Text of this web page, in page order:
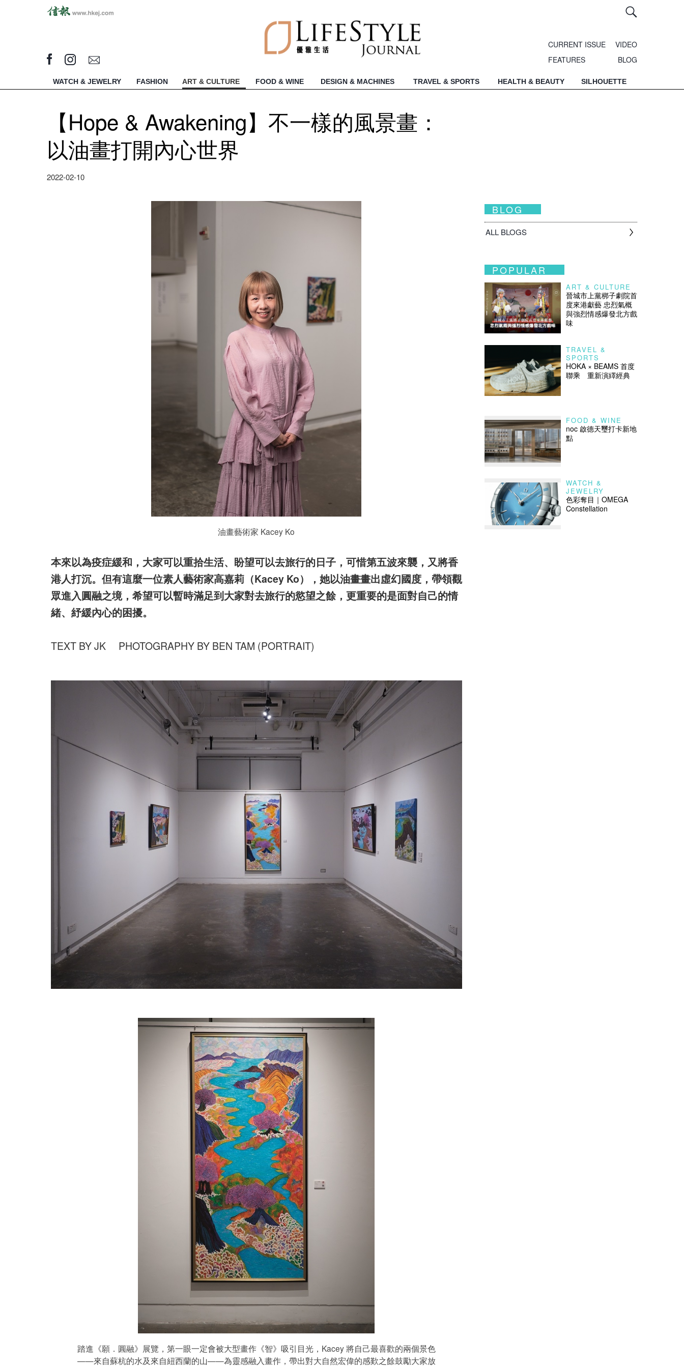
CURRENT ISSUE
VIDEO
FEATURES
BLOG
WATCH & JEWELRY FASHION ART & CULTURE FOOD & WINE DESIGN & MACHINES TRAVEL & SPORTS HEALTH & BEAUTY SILHOUETTE
【Hope & Awakening】不一樣的風景畫：
以油畫打開內心世界
2022-02-10
油畫藝術家 Kacey Ko
本來以為疫症緩和，大家可以重拾生活、盼望可以去旅行的日子，可惜第五波來襲，又將香
港人打沉。但有這麼一位素人藝術家高嘉莉（Kacey Ko），她以油畫畫出虛幻國度，帶領觀
眾進入圓融之境，希望可以暫時滿足到大家對去旅行的慾望之餘，更重要的是面對自己的情
緒、紓緩內心的困擾。
TEXT BY JK PHOTOGRAPHY BY BEN TAM (PORTRAIT)
踏進《願．圓融》展覽，第一眼一定會被大型畫作《智》吸引目光，Kacey 將自己最喜歡的兩個景色
——來自蘇杭的水及來自紐西蘭的山——為靈感融入畫作，帶出對大自然宏偉的感歎之餘鼓勵大家放
BLOG
ALL BLOGS
POPULAR
ART & CULTURE
晉城市上黨梆子劇院首
度來港獻藝 忠烈氣概
與強烈情感爆發北方戲
味
TRAVEL &
SPORTS
HOKA × BEAMS 首度
聯乘 重新演繹經典
FOOD & WINE
noc 啟德天璽打卡新地
點
WATCH &
JEWELRY
色彩奪目｜OMEGA
Constellation